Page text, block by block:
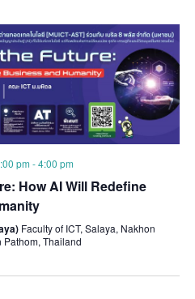
pm -4:00 pm
How AI Will Redefine
Faculty of ICT, Salaya, Nakhon
Pathom, Thailand